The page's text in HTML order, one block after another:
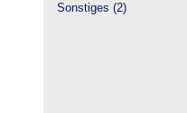
Sonstiges (2)